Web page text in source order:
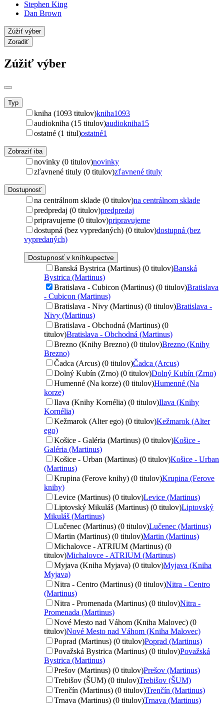
Stephen King
Dan Brown
Zúžiť výber
Zoradiť
Zúžiť výber
Typ
kniha (1093 titulov)kniha1093
audiokniha (15 titulov)audiokniha15
ostatné (1 titul)ostatné1
Zobraziť iba
novinky (0 titulov)novinky
zľavnené tituly (0 titulov)zľavnené tituly
Dostupnosť
na centrálnom sklade (0 titulov)na centrálnom sklade
predpredaj (0 titulov)predpredaj
pripravujeme (0 titulov)pripravujeme
dostupná (bez vypredaných) (0 titulov)dostupná (bez
vypredaných)
Dostupnosť v kníhkupectve
Banská Bystrica (Martinus) (0 titulov)Banská
Bystrica (Martinus)
Bratislava - Cubicon (Martinus) (0 titulov)Bratislava
- Cubicon (Martinus)
Bratislava - Nivy (Martinus) (0 titulov)Bratislava -
Nivy (Martinus)
Bratislava - Obchodná (Martinus) (0
titulov)Bratislava - Obchodná (Martinus)
Brezno (Knihy Brezno) (0 titulov)Brezno (Knihy
Brezno)
Čadca (Arcus) (0 titulov)Čadca (Arcus)
Dolný Kubín (Zrno) (0 titulov)Dolný Kubín (Zrno)
Humenné (Na korze) (0 titulov)Humenné (Na
korze)
Ilava (Knihy Kornélia) (0 titulov)Ilava (Knihy
Kornélia)
Kežmarok (Alter ego) (0 titulov)Kežmarok (Alter
ego)
Košice - Galéria (Martinus) (0 titulov)Košice -
Galéria (Martinus)
Košice - Urban (Martinus) (0 titulov)Košice - Urban
(Martinus)
Krupina (Ferove knihy) (0 titulov)Krupina (Ferove
knihy)
Levice (Martinus) (0 titulov)Levice (Martinus)
Liptovský Mikuláš (Martinus) (0 titulov)Liptovský
Mikuláš (Martinus)
Lučenec (Martinus) (0 titulov)Lučenec (Martinus)
Martin (Martinus) (0 titulov)Martin (Martinus)
Michalovce - ATRIUM (Martinus) (0
titulov)Michalovce - ATRIUM (Martinus)
Myjava (Kniha Myjava) (0 titulov)Myjava (Kniha
Myjava)
Nitra - Centro (Martinus) (0 titulov)Nitra - Centro
(Martinus)
Nitra - Promenada (Martinus) (0 titulov)Nitra -
Promenada (Martinus)
Nové Mesto nad Váhom (Kniha Malovec) (0
titulov)Nové Mesto nad Váhom (Kniha Malovec)
Poprad (Martinus) (0 titulov)Poprad (Martinus)
Považská Bystrica (Martinus) (0 titulov)Považská
Bystrica (Martinus)
Prešov (Martinus) (0 titulov)Prešov (Martinus)
Trebišov (ŠUM) (0 titulov)Trebišov (ŠUM)
Trenčín (Martinus) (0 titulov)Trenčín (Martinus)
Trnava (Martinus) (0 titulov)Trnava (Martinus)